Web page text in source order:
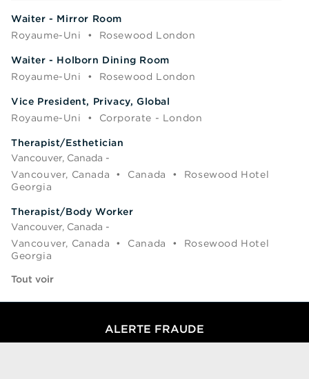
Waiter - Mirror Room
Royaume-Uni
•
Rosewood London
Waiter - Holborn Dining Room
Royaume-Uni
•
Rosewood London
Vice President, Privacy, Global
Royaume-Uni
•
Corporate - London
Therapist/Esthetician
Vancouver, Canada -
Vancouver, Canada
• Canada •
Rosewood Hotel
Georgia
Therapist/Body Worker
Vancouver, Canada -
Vancouver, Canada
• Canada •
Rosewood Hotel
Georgia
Tout voir
ALERTE FRAUDE